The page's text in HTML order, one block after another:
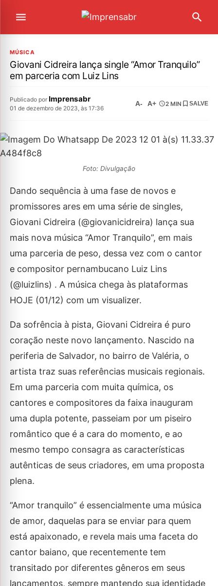
MÚSICA
Giovani Cidreira lança single “Amor Tranquilo”
em parceria com Luiz Lins
Publicado por Imprensabr
01 de dezembro de 2023, às 17:36
A- A+ 2 MIN SALVE
Foto: Divulgação
Dando sequência à uma fase de novos e
promissores ares em uma série de singles,
Giovani Cidreira (@giovanicidreira) lança sua
mais nova música “Amor Tranquilo”, em mais
uma parceria de peso, dessa vez com o cantor
e compositor pernambucano Luiz Lins
(@luizlins) . A música chega às plataformas
HOJE (01/12) com um visualizer.
Da sofrência à pista, Giovani Cidreira é puro
coração neste novo lançamento. Nascido na
periferia de Salvador, no bairro de Valéria, o
artista traz suas referências musicais regionais.
Em uma parceria com muita química, os
cantores e compositores da faixa inauguram
uma dupla potente, passeiam por um piseiro
romântico que é a cara do momento, e ao
mesmo tempo consagra as características
autênticas de seus criadores, em uma proposta
plena.
“Amor tranquilo” é essencialmente uma música
de amor, daquelas para se enviar para quem
está apaixonado, e revela mais uma faceta do
cantor baiano, que recentemente tem
transitado por diferentes gêneros em seus
lançamentos, sempre mantendo sua identidade